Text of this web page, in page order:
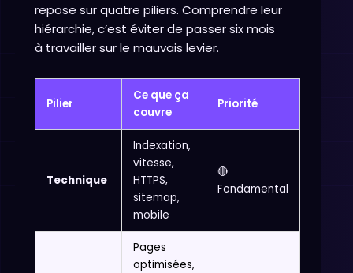
repose sur quatre piliers. Comprendre leur
hiérarchie, c’est éviter de passer six mois
à travailler sur le mauvais levier.
Pilier
Ce que ça
couvre
Priorité
Technique
Indexation,
vitesse,
HTTPS,
sitemap,
mobile
🔴
Fondamental
Pages
optimisées,